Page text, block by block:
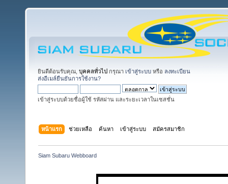
ยินดีต้อนรับคุณ, บุคคลทั่วไป กรุณา เข้าสู่ระบบ หรือ ลงทะเบียน
ส่งอีเมล์ยืนยันการใช้งาน?
เข้าสู่ระบบด้วยชื่อผู้ใช้ รหัสผ่าน และระยะเวลาในเซสชั่น
หน้าแรก ช่วยเหลือ ค้นหา เข้าสู่ระบบ สมัครสมาชิก
Siam Subaru Webboard